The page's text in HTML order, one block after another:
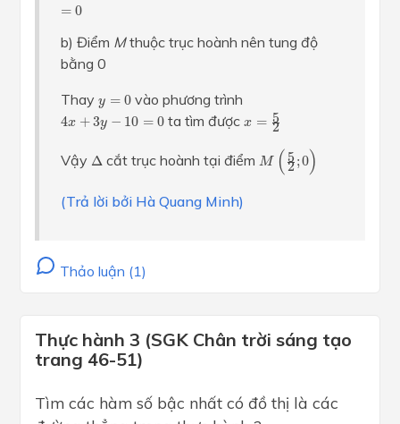
= 0
b) Điểm Mthuộc trục hoành nên tung độ
bằng 0
Thay y = 0
y vào phương trình
4x +3y − 10 = 0
4 x + 3y− 10= ta tìm đượcx = 5
2
2
Vậy Δ
Δ cắt trục hoành tại điểm M ( 5
2;0)
5 2
(Trả lời bởi Hà Quang Minh)
Thảo luận (1)
Thực hành 3 (SGK Chân trời sáng tạo
trang 46-51)
Tìm các hàm số bậc nhất có đồ thị là các